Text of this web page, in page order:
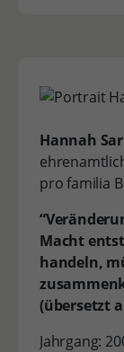
Hannah
pro familia
Macht
handeln,
(übersetzt
Jahrgang: